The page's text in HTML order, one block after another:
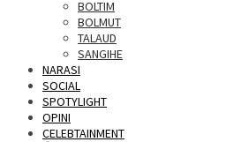
BOLTIM
BOLMUT
TALAUD
SANGIHE
NARASI
SOCIAL
SPOTYLIGHT
OPINI
CELEBTAINMENT